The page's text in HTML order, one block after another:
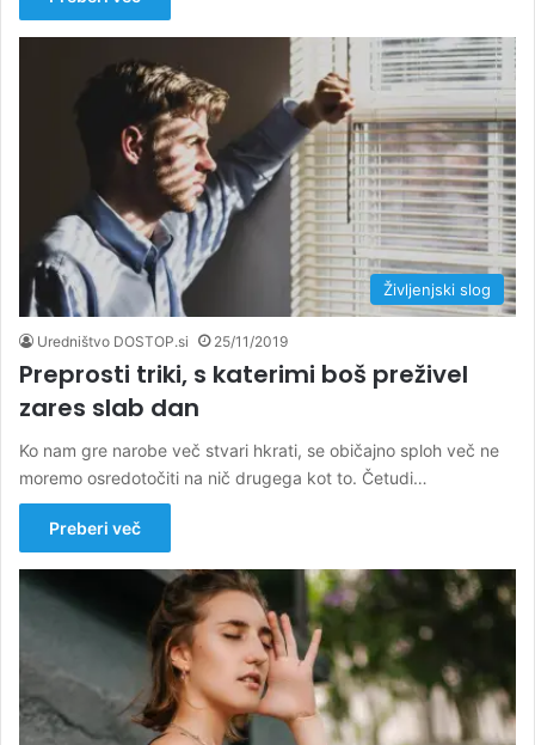
Življenjski slog
Uredništvo DOSTOP.si 25/11/2019
Preprosti triki, s katerimi boš preživel
zares slab dan
Ko nam gre narobe več stvari hkrati, se običajno sploh več ne
moremo osredotočiti na nič drugega kot to. Četudi…
Preberi več